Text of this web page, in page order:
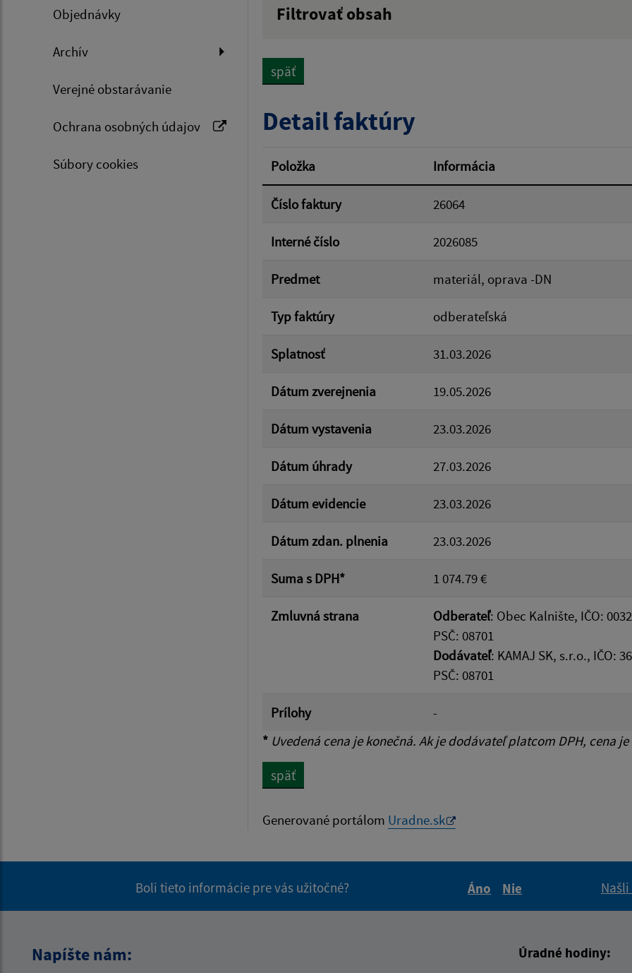
Objednávky
Archív
Verejné obstarávanie
Ochrana osobných údajov
Súbory cookies
Filtrovať obsah
Suma od:
Filtrovať
späť
Detail faktúry
Položka Informácia
Číslo faktury 26064
Interné číslo 2026085
Predmet materiál, oprava -DN
Typ faktúry odberateľská
Splatnosť 31.03.2026
Dátum zverejnenia 19.05.2026
Dátum vystavenia 23.03.2026
Dátum úhrady 27.03.2026
Dátum evidencie 23.03.2026
Dátum zdan. plnenia 23.03.2026
Suma s DPH* 1 074.79 €
Zmluvná strana Odberateľ: Obec Kalnište, IČO:
PSČ: 08701
Dodávateľ: KAMAJ SK, s.r.o., IČO:
PSČ: 08701
Prílohy
-
* Uvedená cena je konečná. Ak je dodávateľ platcom DPH, cena
späť
Generované portálom Uradne.sk
Boli tieto informácie pre vás užitočné?
Áno
Nie
Napíšte nám: Úradné hodiny: